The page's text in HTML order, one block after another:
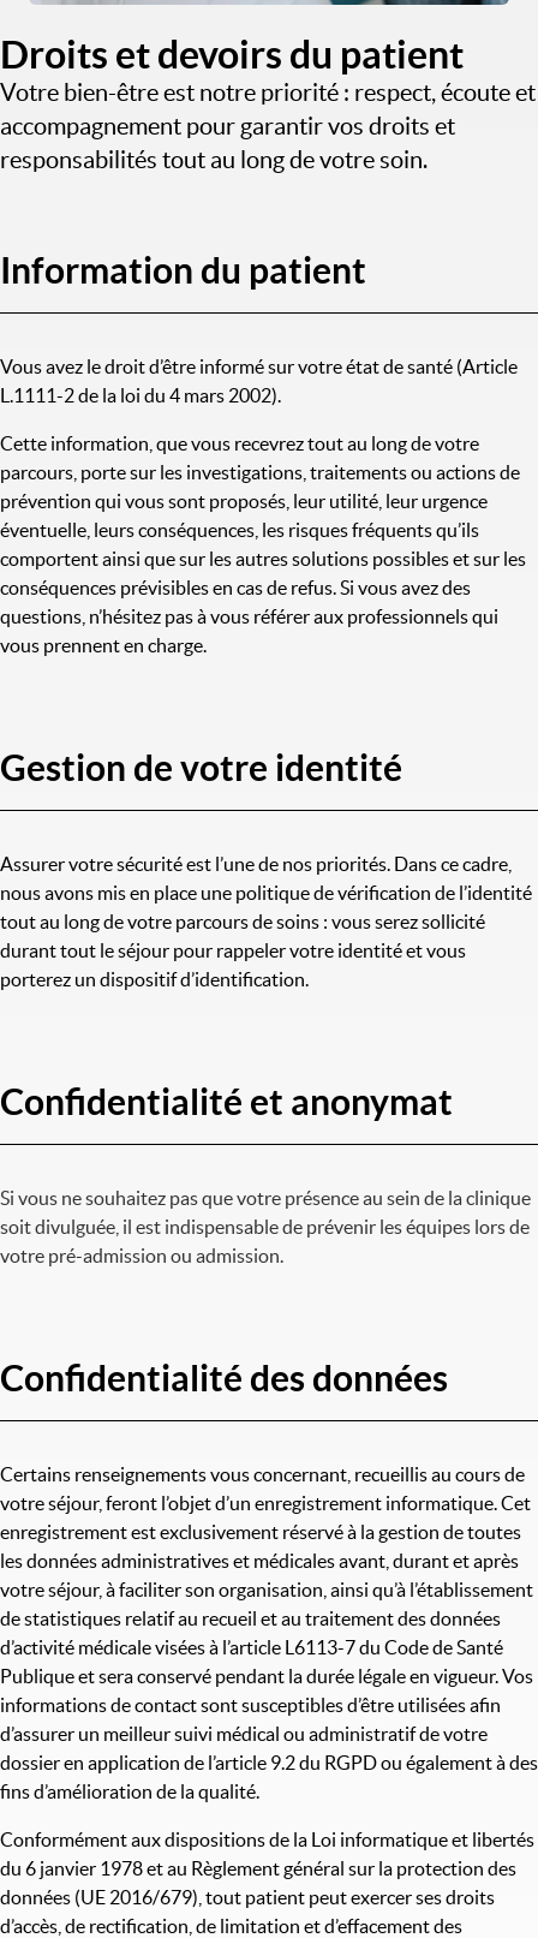
Droits et devoirs du patient
Votre bien-être est notre priorité : respect, écoute et
accompagnement pour garantir vos droits et
responsabilités tout au long de votre soin.
Information du patient
Vous avez le droit d’être informé sur votre état de santé (Article
L.1111-2 de la loi du 4 mars 2002).
Cette information, que vous recevrez tout au long de votre
parcours, porte sur les investigations, traitements ou actions de
prévention qui vous sont proposés, leur utilité, leur urgence
éventuelle, leurs conséquences, les risques fréquents qu’ils
comportent ainsi que sur les autres solutions possibles et sur les
conséquences prévisibles en cas de refus. Si vous avez des
questions, n’hésitez pas à vous référer aux professionnels qui
vous prennent en charge.
Gestion de votre identité
Assurer votre sécurité est l’une de nos priorités. Dans ce cadre,
nous avons mis en place une politique de vérification de l’identité
tout au long de votre parcours de soins : vous serez sollicité
durant tout le séjour pour rappeler votre identité et vous
porterez un dispositif d’identification.
Confidentialité et anonymat
Si vous ne souhaitez pas que votre présence au sein de la clinique
soit divulguée, il est indispensable de prévenir les équipes lors de
votre pré-admission ou admission.
Confidentialité des données
Certains renseignements vous concernant, recueillis au cours de
votre séjour, feront l’objet d’un enregistrement informatique. Cet
enregistrement est exclusivement réservé à la gestion de toutes
les données administratives et médicales avant, durant et après
votre séjour, à faciliter son organisation, ainsi qu’à l’établissement
de statistiques relatif au recueil et au traitement des données
d’activité médicale visées à l’article L6113-7 du Code de Santé
Publique et sera conservé pendant la durée légale en vigueur. Vos
informations de contact sont susceptibles d’être utilisées afin
d’assurer un meilleur suivi médical ou administratif de votre
dossier en application de l’article 9.2 du RGPD ou également à des
fins d’amélioration de la qualité.
Conformément aux dispositions de la Loi informatique et libertés
du 6 janvier 1978 et au Règlement général sur la protection des
données (UE 2016/679), tout patient peut exercer ses droits
d’accès, de rectification, de limitation et d’effacement des